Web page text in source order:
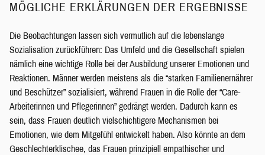
MÖGLICHE ERKLÄRUNGEN DER ERGEBNISSE
Die Beobachtungen lassen sich vermutlich auf die lebenslange
Sozialisation zurückführen: Das Umfeld und die Gesellschaft spielen
nämlich eine wichtige Rolle bei der Ausbildung unserer Emotionen und
Reaktionen. Männer werden meistens als die “starken Familienernährer
und Beschützer” sozialisiert, während Frauen in die Rolle der “Care-
Arbeiterinnen und Pflegerinnen” gedrängt werden. Dadurch kann es
sein, dass Frauen deutlich vielschichtigere Mechanismen bei
Emotionen, wie dem Mitgefühl entwickelt haben. Also könnte an dem
Geschlechterklischee, das Frauen prinzipiell empathischer und